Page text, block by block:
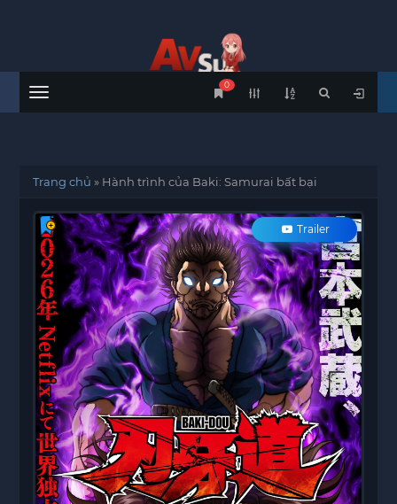
Menu
0
Trang chủ » Hành trình của Baki: Samurai bất bại
Trailer